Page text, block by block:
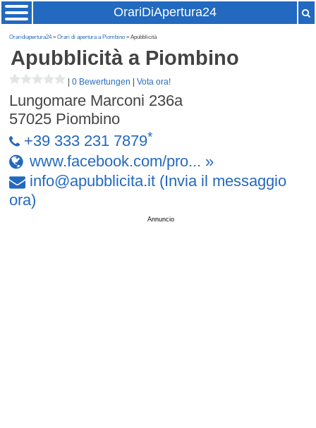
OrariDiApertura24
Oraridiapertura24»Orari di apertura a Piombino » Apubblicità
Apubblicitàa Piombino
|0 Bewertungen |Vota ora!
Lungomare Marconi 236a
57025 Piombino
+39 333 231 7879*
www.facebook.com/pro... »
info@apubblicita.it (Invia il messaggio
ora)
Annuncio